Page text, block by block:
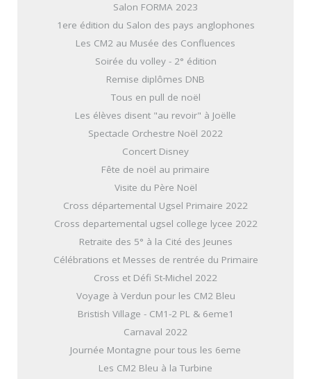
Salon FORMA 2023
1ere édition du Salon des pays anglophones
Les CM2 au Musée des Confluences
Soirée du volley - 2° édition
Remise diplômes DNB
Tous en pull de noël
Les élèves disent "au revoir" à Joëlle
Spectacle Orchestre Noël 2022
Concert Disney
Fête de noël au primaire
Visite du Père Noël
Cross départemental Ugsel Primaire 2022
Cross departemental ugsel college lycee 2022
Retraite des 5° à la Cité des Jeunes
Célébrations et Messes de rentrée du Primaire
Cross et Défi St-Michel 2022
Voyage à Verdun pour les CM2 Bleu
Bristish Village - CM1-2 PL & 6eme1
Carnaval 2022
Journée Montagne pour tous les 6eme
Les CM2 Bleu à la Turbine